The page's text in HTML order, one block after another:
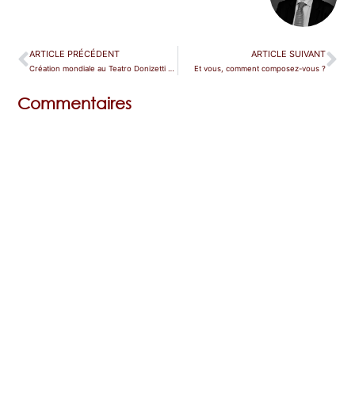
ARTICLE PRÉCÉDENT ARTICLE SUIVANT
Et vous, comment composez-vous ?
Commentaires